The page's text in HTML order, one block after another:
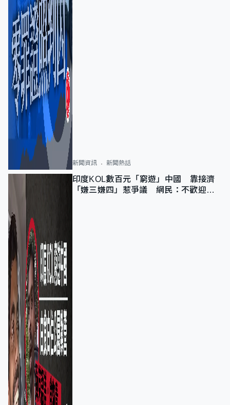
新聞資訊 新聞熱話
印度KOL數百元「窮遊」中國 靠接濟
「嫌三嫌四」惹爭議 網民：不歡迎劣